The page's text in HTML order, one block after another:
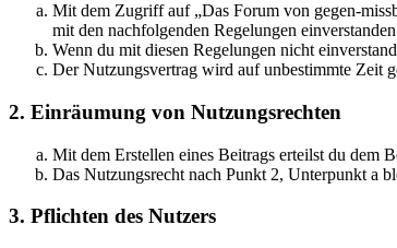
Mit dem Zugriff auf „Das Forum von gegen-
mit den nachfolgenden Regelungen
Wenn du mit diesen Regelungen nicht
Der Nutzungsvertrag wird auf unbestimmte Zeit
2. Einräumung von Nutzungsrechten
Mit dem Erstellen eines Beitrags erteilst du dem
Das Nutzungsrecht nach Punkt 2, Unterpunkt a
3. Pflichten des Nutzers